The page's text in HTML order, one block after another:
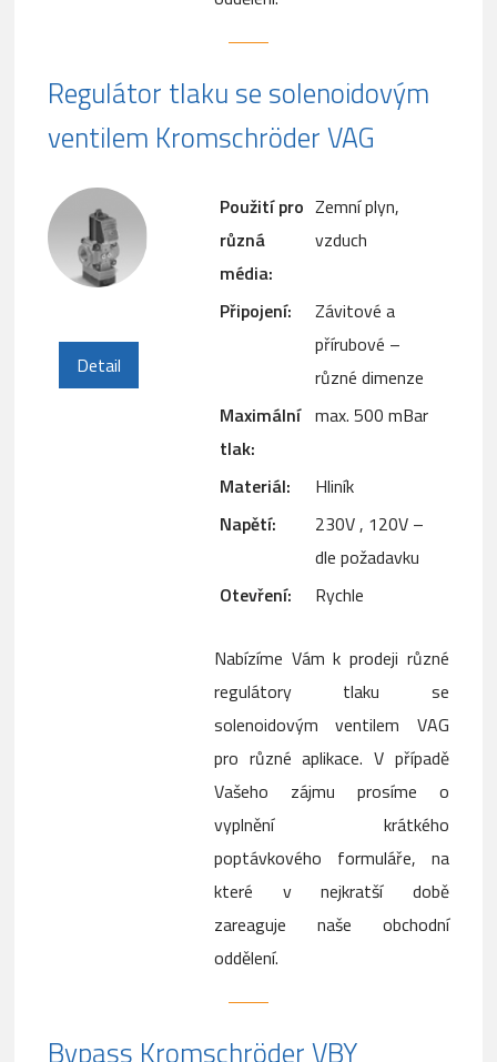
Regulátor tlaku se solenoidovým
ventilem Kromschröder VAG
Detail
Použití pro
různá
média:
Zemní plyn,
vzduch
Připojení:
Závitové a
přírubové –
různé dimenze
Maximální
tlak:
max. 500 mBar
Materiál:
Hliník
Napětí:
230V , 120V –
dle požadavku
Otevření:
Rychle
Nabízíme Vám k prodeji různé
regulátory tlaku se
solenoidovým ventilem VAG
pro různé aplikace. V případě
Vašeho zájmu prosíme o
vyplnění krátkého
poptávkového formuláře, na
které v nejkratší době
zareaguje naše obchodní
oddělení.
Bypass Kromschröder VBY